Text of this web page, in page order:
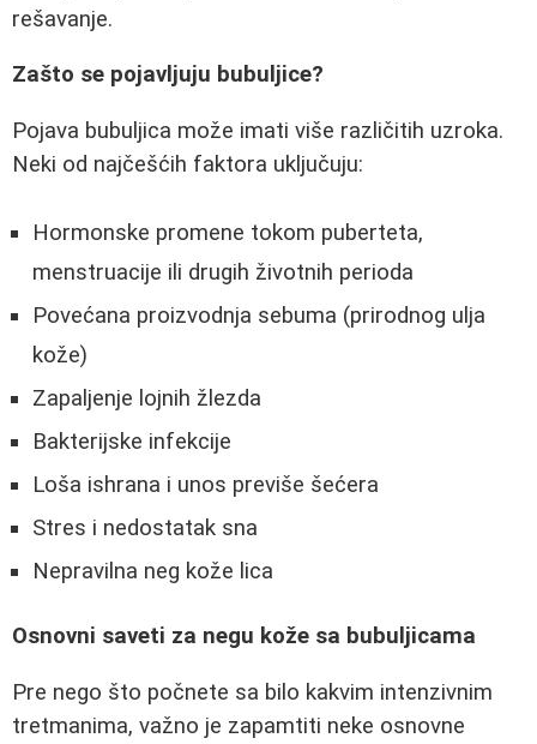
rešavanje.
Zašto se pojavljuju bubuljice?
Pojava bubuljica može imati više različitih uzroka.
Neki od najčešćih faktora uključuju:
Hormonske promene tokom puberteta,
menstruacije ili drugih životnih perioda
Povećana proizvodnja sebuma (prirodnog ulja
kože)
Zapaljenje lojnih žlezda
Bakterijske infekcije
Loša ishrana i unos previše šećera
Stres i nedostatak sna
Nepravilna neg kože lica
Osnovni saveti za negu kože sa bubuljicama
Pre nego što počnete sa bilo kakvim intenzivnim
tretmanima, važno je zapamtiti neke osnovne